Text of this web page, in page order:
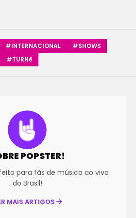
#INTERNACIONAL
#SHOWS
#TURNê
POPSTER!
para fãs de música ao vivo
do Brasil!
MAIS ARTIGOS